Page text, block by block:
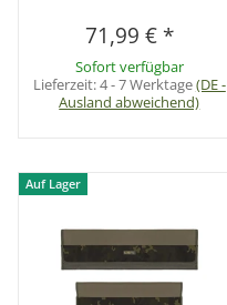
71,99 € *
Sofort verfügbar
Lieferzeit:4 - 7 Werktage(DE -
Ausland abweichend)
Auf Lager